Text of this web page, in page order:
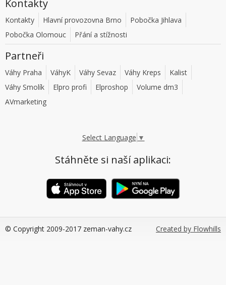
Kontakty
Kontakty Hlavní provozovna Brno
Pobočka Jihlava
Pobočka Olomouc
Přání a stížnosti
Partneři
Váhy Praha VáhyK Váhy Sevaz Váhy Kreps
Kalist
Váhy Smolík
Elpro profi Elproshop
Volume dm3
AVmarketing
Select Language ▼
Stáhněte si naší aplikaci:
© Copyright 2009-2017 zeman-vahy.cz Created by Flowhills